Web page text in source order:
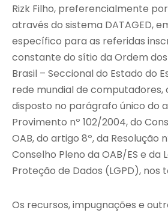
Rizk Filho, preferencialmente
através do sistema DATAGED,
específico para as referidas
constante do sítio da Ordem
Brasil – Seccional do Estado do
rede mundial de computadores,
disposto no parágrafo único do
Provimento nº 102/2004, do
OAB, do artigo 8º, da Resolução
Conselho Pleno da OAB/ES e da
Proteção de Dados (LGPD), nos
Os recursos, impugnações e